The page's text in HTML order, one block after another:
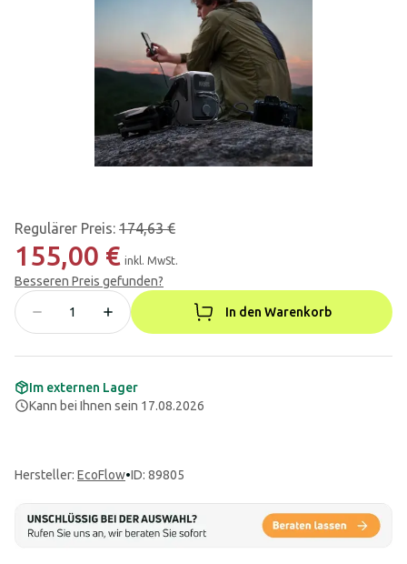
Regulärer Preis: 174,63 €
155,00 € inkl. MwSt.
Besseren Preis gefunden?
In den Warenkorb
Im externen Lager
Kann bei Ihnen sein 17.08.2026
Hersteller: EcoFlow•ID: 89805